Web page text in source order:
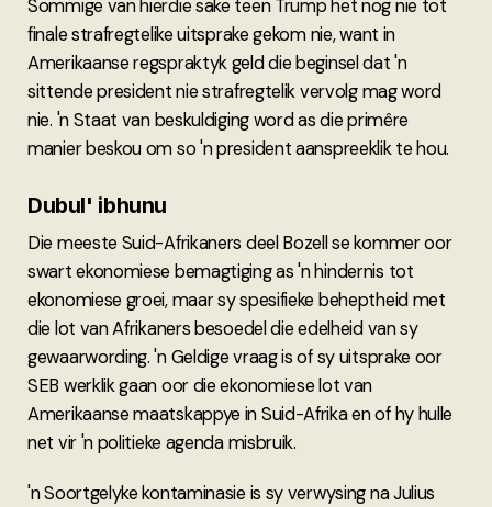
Sommige van hierdie sake teen Trump het nog nie tot
finale strafregtelike uitsprake gekom nie, want in
Amerikaanse regspraktyk geld die beginsel dat 'n
sittende president nie strafregtelik vervolg mag word
nie. 'n Staat van beskuldiging word as die primêre
manier beskou om so 'n president aanspreeklik te hou.
Dubul' ibhunu
Die meeste Suid-Afrikaners deel Bozell se kommer oor
swart ekonomiese bemagtiging as 'n hindernis tot
ekonomiese groei, maar sy spesifieke beheptheid met
die lot van Afrikaners besoedel die edelheid van sy
gewaarwording. 'n Geldige vraag is of sy uitsprake oor
SEB werklik gaan oor die ekonomiese lot van
Amerikaanse maatskappye in Suid-Afrika en of hy hulle
net vir 'n politieke agenda misbruik.
'n Soortgelyke kontaminasie is sy verwysing na Julius